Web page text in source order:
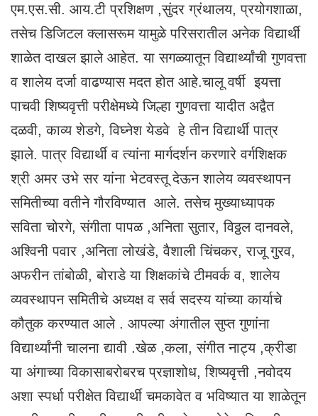
एम.एस.सी. आय.टी प्रशिक्षण ,सुंदर ग्रंथालय, प्रयोगशाळा,
तसेच डिजिटल क्लासरूम यामुळे परिसरातील अनेक विद्यार्थी
शाळेत दाखल झाले आहेत. या सगळ्यातून विद्यार्थ्यांची गुणवत्ता
व शालेय दर्जा वाढण्यास मदत होत आहे.चालू वर्षी इयत्ता
पाचवी शिष्यवृत्ती परीक्षेमध्ये जिल्हा गुणवत्ता यादीत अद्वैत
दळवी, काव्य शेडगे, विघ्नेश येडवे हे तीन विद्यार्थी पात्र
झाले. पात्र विद्यार्थी व त्यांना मार्गदर्शन करणारे वर्गशिक्षक
श्री अमर उभे सर यांना भेटवस्तू देऊन शालेय व्यवस्थापन
समितीच्या वतीने गौरविण्यात आले. तसेच मुख्याध्यापक
सविता चोरगे, संगीता पापळ ,अनिता सुतार, विठ्ठल दानवले,
अश्विनी पवार ,अनिता लोखंडे, वैशाली चिंचकर, राजू गुरव,
अफरीन तांबोळी, बोराडे या शिक्षकांचे टीमवर्क व, शालेय
व्यवस्थापन समितीचे अध्यक्ष व सर्व सदस्य यांच्या कार्याचे
कौतुक करण्यात आले . आपल्या अंगातील सुप्त गुणांना
विद्यार्थ्यांनी चालना द्यावी .खेळ ,कला, संगीत नाट्य ,क्रीडा
या अंगाच्या विकासाबरोबरच प्रज्ञाशोध, शिष्यवृत्ती ,नवोदय
अशा स्पर्धा परीक्षेत विद्यार्थी चमकावेत व भविष्यात या शाळेतून